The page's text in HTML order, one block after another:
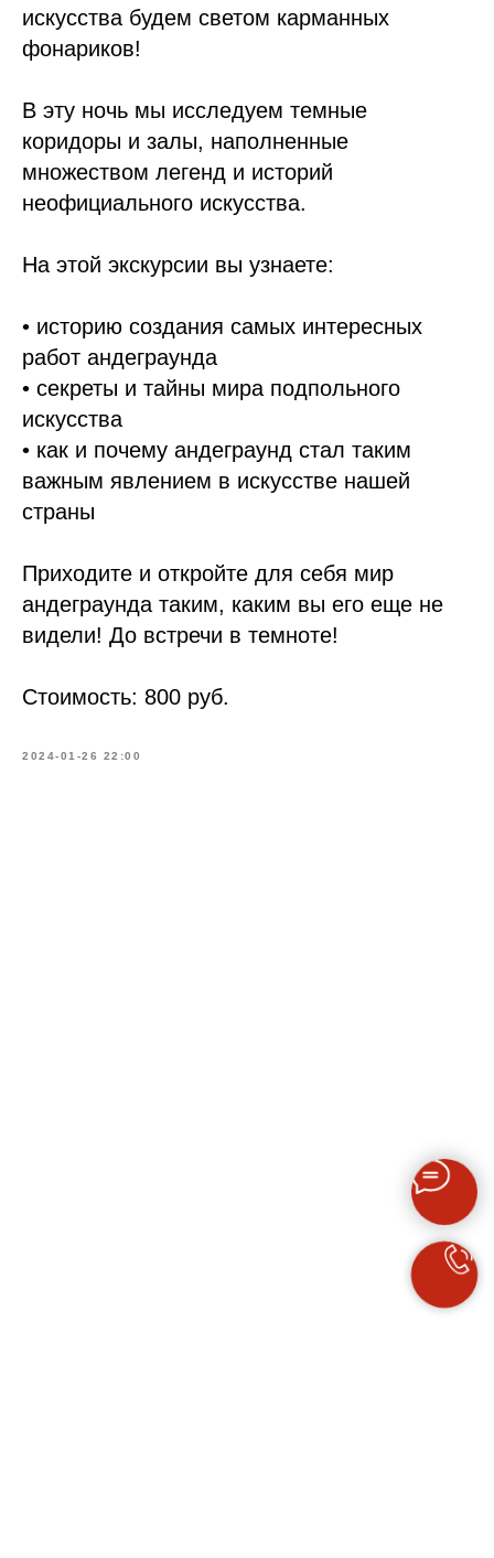
искусства будем светом карманных
фонариков!
В эту ночь мы исследуем темные
коридоры и залы, наполненные
множеством легенд и историй
неофициального искусства.
На этой экскурсии вы узнаете:
• историю создания самых интересных
работ андеграунда
• секреты и тайны мира подпольного
искусства
• как и почему андеграунд стал таким
важным явлением в искусстве нашей
страны
Приходите и откройте для себя мир
андеграунда таким, каким вы его еще не
видели! До встречи в темноте!
Стоимость: 800 руб.
2024-01-26 22:00